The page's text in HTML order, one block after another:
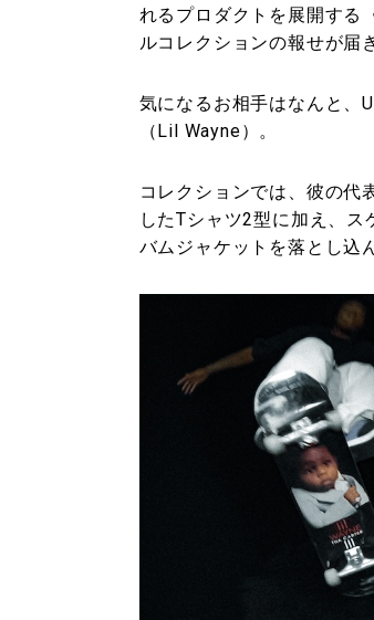
れるプロダクトを展開する
ルコレクションの報せが届
気になるお相手はなんと、
（Lil Wayne）。
コレクションでは、彼の代
したTシャツ2型に加え、
バムジャケットを落とし込